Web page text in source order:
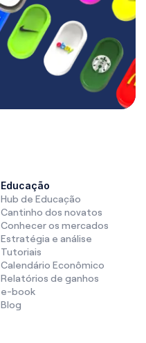
Educação
Hub de Educação
Cantinho dos novatos
Conhecer os mercados
Estratégia e análise
Tutoriais
Calendário Econômico
Relatórios de ganhos
e-book
Blog